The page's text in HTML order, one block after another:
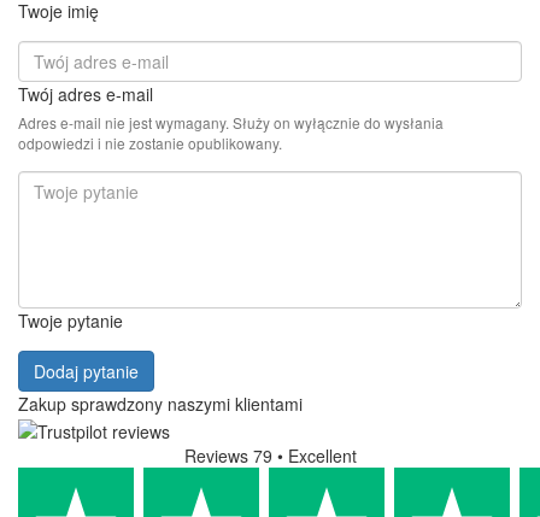
Twoje imię
Twój adres e-mail
Adres e-mail nie jest wymagany. Służy on wyłącznie do wysłania
odpowiedzi i nie zostanie opublikowany.
Twoje pytanie
Dodaj pytanie
Zakup sprawdzony naszymi klientami
Reviews 79 • Excellent